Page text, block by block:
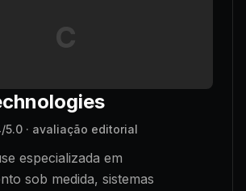
C
/5.0 · avaliação editorial
especializada em
sob medida, sistemas